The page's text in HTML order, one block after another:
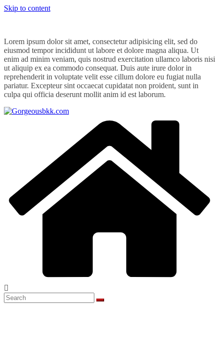
Skip to content
Lorem ipsum dolor sit amet, consectetur adipisicing elit, sed do
eiusmod tempor incididunt ut labore et dolore magna aliqua. Ut
enim ad minim veniam, quis nostrud exercitation ullamco laboris nisi
ut aliquip ex ea commodo consequat. Duis aute irure dolor in
reprehenderit in voluptate velit esse cillum dolore eu fugiat nulla
pariatur. Excepteur sint occaecat cupidatat non proident, sunt in
culpa qui officia deserunt mollit anim id est laborum.